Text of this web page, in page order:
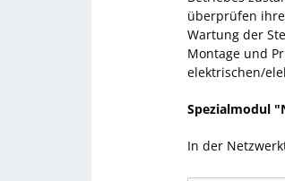
überprüfen
Wartung der
Montage und
elektrischen/
Spezialmodul
In der